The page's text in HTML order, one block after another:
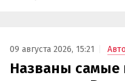
09 августа 2026, 15:21
Названы самые